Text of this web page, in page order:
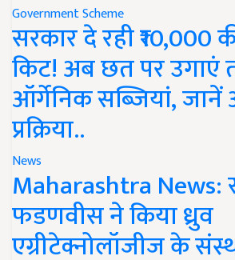
Government Scheme
सरकार दे रही ₹10,000
किट! अब छत पर उगाएं
ऑर्गेनिक सब्जियां,
प्रक्रिया..
News
Maharashtra News:
फडणवीस ने किया ध्रुव
एग्रीटेक्नोलॉजीज के